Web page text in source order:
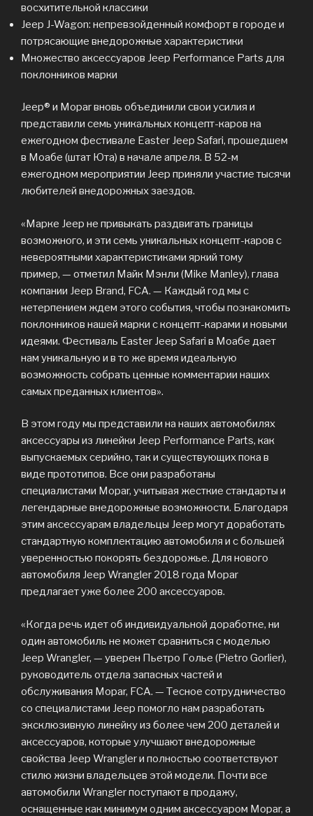
восхитительной классики
Jeep J-Wagon: непревзойденный комфорт в городе и
потрясающие внедорожные характеристики
Множество аксессуаров Jeep Performance Parts для
поклонников марки
Jeep® и Mopar вновь объединили свои усилия и
представили семь уникальных концепт-каров на
ежегодном фестивале Easter Jeep Safari, прошедшем
в Моабе (штат Юта) в начале апреля. В 52-м
ежегодном мероприятии Jeep приняли участие тысячи
любителей внедорожных заездов.
«Марке Jeep не привыкать раздвигать границы
возможного, и эти семь уникальных концепт-каров с
невероятными характеристиками яркий тому
пример, — отметил Майк Мэнли (Mike Manley), глава
компании Jeep Brand, FCA. — Каждый год мы с
нетерпением ждем этого события, чтобы познакомить
поклонников нашей марки с концепт-карами и новыми
идеями. Фестиваль Easter Jeep Safari в Моабе дает
нам уникальную и в то же время идеальную
возможность собрать ценные комментарии наших
самых преданных клиентов».
В этом году мы представили на наших автомобилях
аксессуары из линейки Jeep Performance Parts, как
выпускаемых серийно, так и существующих пока в
виде прототипов. Все они разработаны
специалистами Mopar, учитывая жесткие стандарты и
легендарные внедорожные возможности. Благодаря
этим аксессуарам владельцы Jeep могут доработать
стандартную комплектацию автомобиля и с большей
уверенностью покорять бездорожье. Для нового
автомобиля Jeep Wrangler 2018 года Mopar
предлагает уже более 200 аксессуаров.
«Когда речь идет об индивидуальной доработке, ни
один автомобиль не может сравниться с моделью
Jeep Wrangler, — уверен Пьетро Голье (Pietro Gorlier),
руководитель отдела запасных частей и
обслуживания Mopar, FCA. — Тесное сотрудничество
со специалистами Jeep помогло нам разработать
эксклюзивную линейку из более чем 200 деталей и
аксессуаров, которые улучшают внедорожные
свойства Jeep Wrangler и полностью соответствуют
стилю жизни владельцев этой модели. Почти все
автомобили Wrangler поступают в продажу,
оснащенные как минимум одним аксессуаром Mopar, а